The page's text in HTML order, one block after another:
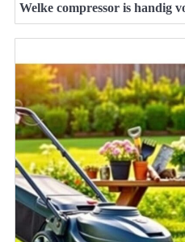
Welke compressor is handig